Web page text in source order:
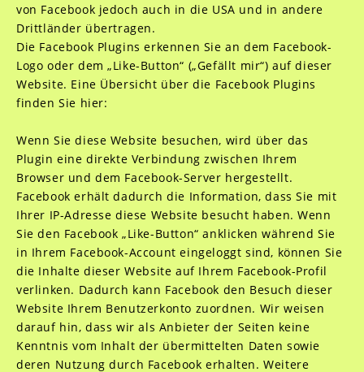
von Facebook jedoch auch in die USA und in andere
Drittländer übertragen.
Die Facebook Plugins erkennen Sie an dem Facebook-
Logo oder dem „Like-Button“ („Gefällt mir“) auf dieser
Website. Eine Übersicht über die Facebook Plugins
finden Sie hier:
Wenn Sie diese Website besuchen, wird über das
Plugin eine direkte Verbindung zwischen Ihrem
Browser und dem Facebook-Server hergestellt.
Facebook erhält dadurch die Information, dass Sie mit
Ihrer IP-Adresse diese Website besucht haben. Wenn
Sie den Facebook „Like-Button“ anklicken während Sie
in Ihrem Facebook-Account eingeloggt sind, können Sie
die Inhalte dieser Website auf Ihrem Facebook-Profil
verlinken. Dadurch kann Facebook den Besuch dieser
Website Ihrem Benutzerkonto zuordnen. Wir weisen
darauf hin, dass wir als Anbieter der Seiten keine
Kenntnis vom Inhalt der übermittelten Daten sowie
deren Nutzung durch Facebook erhalten. Weitere